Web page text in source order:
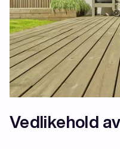
Vedlikehold